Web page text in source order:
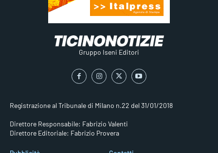
Gruppo Iseni Editori
Registrazione al Tribunale di Milano n.22 del 31/01/2018
Direttore Responsabile: Fabrizio Valenti
Direttore Editoriale: Fabrizio Provera